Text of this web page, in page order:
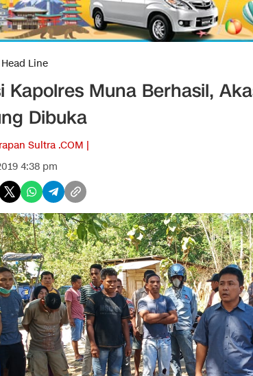
Head Line
Kapolres Muna Berhasil,
Dibuka
Sultra .COM |
4:38 pm